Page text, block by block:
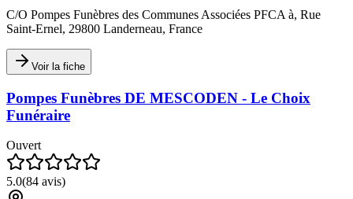
C/O Pompes Funèbres des Communes Associées PFCA à, Rue
Saint-Ernel, 29800 Landerneau, France
Voir la fiche
Pompes Funèbres DE MESCODEN - Le Choix
Funéraire
Ouvert
5.0(84 avis)